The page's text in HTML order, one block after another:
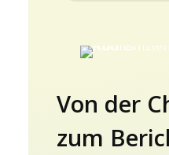
Von der
zum